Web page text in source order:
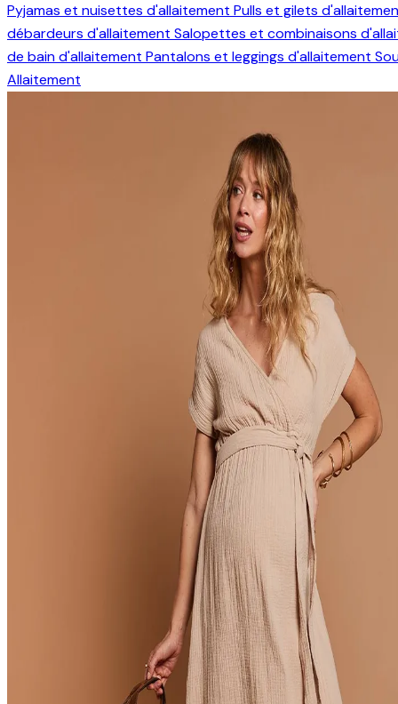
Pyjamas et nuisettes d'allaitement Pulls et gilets
débardeurs d'allaitement Salopettes et combinaisons
de bain d'allaitement Pantalons et leggings d'allaitement
Allaitement